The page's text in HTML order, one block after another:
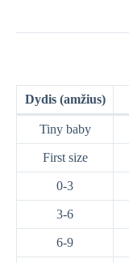
Dydis (amžius)
Tiny baby
First size
0-3
3-6
6-9